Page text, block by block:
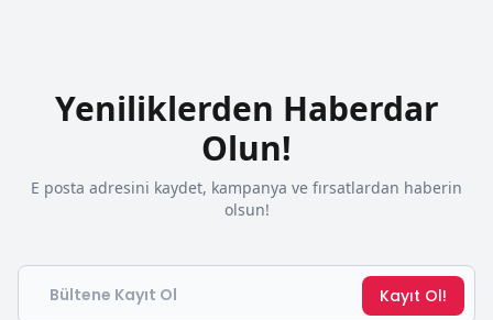
Yeniliklerden Haberdar
Olun!
E posta adresini kaydet, kampanya ve fırsatlardan haberin
olsun!
Email
Kayıt Ol!